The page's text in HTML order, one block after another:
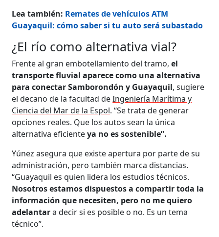
Lea también: Remates de vehículos ATM
Guayaquil: cómo saber si tu auto será subastado
¿El río como alternativa vial?
Frente al gran embotellamiento del tramo,el
transporte fluvial aparece como una alternativa
para conectar Samborondón y Guayaquil, sugiere
el decano de la facultad deIngeniería Marítima y
Ciencia del Mar de la Espol. “Se trata de generar
opciones reales. Que los autos sean la única
alternativa eficienteya no es sostenible”.
Yúnez asegura que existe apertura por parte de su
administración, pero también marca distancias.
“Guayaquil es quien lidera los estudios técnicos.
Nosotros estamos dispuestos a compartir toda la
información que necesiten, pero no me quiero
adelantara decir si es posible o no. Es un tema
técnico”.